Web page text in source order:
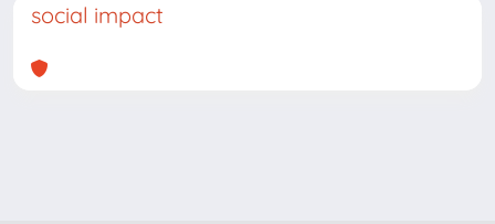
social impact